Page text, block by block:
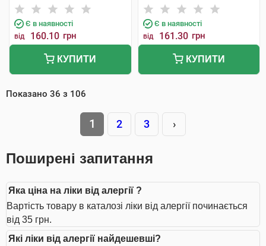
Є в наявності
від 160.10 грн
КУПИТИ
Є в наявності
від 161.30 грн
КУПИТИ
Показано 36 з 106
1 2 3 ›
Поширені запитання
Яка ціна на ліки від алергії ?
Вартість товару в каталозі ліки від алергії починається
від 35 грн.
Які ліки від алергії найдешевші?